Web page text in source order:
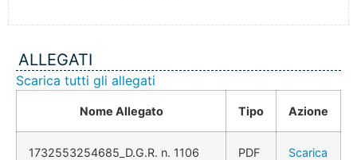
ALLEGATI
Scarica tutti gli allegati
Nome Allegato Tipo Azione
1732553254685_D.G.R. n. 1106
PDF Scarica